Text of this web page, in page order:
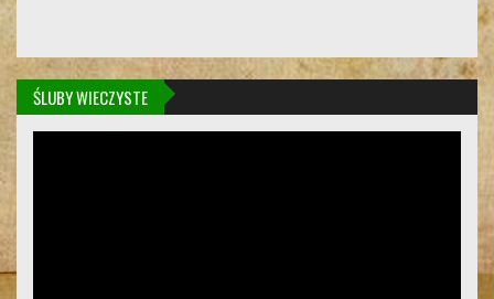
ŚLUBY WIECZYSTE